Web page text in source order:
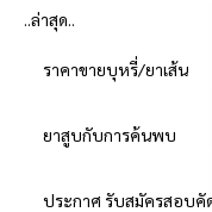
..ล่าสุด..
ราคาขายบุหรี่/ยาเส้น
ยาสูบกับการค้นพบ
ประกาศ รับสมัครสอบคั